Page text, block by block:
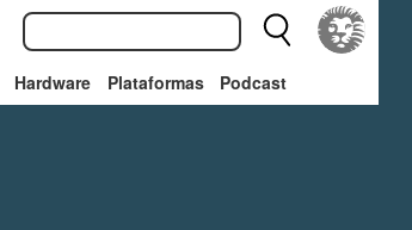
Hardware Plataformas Podcast